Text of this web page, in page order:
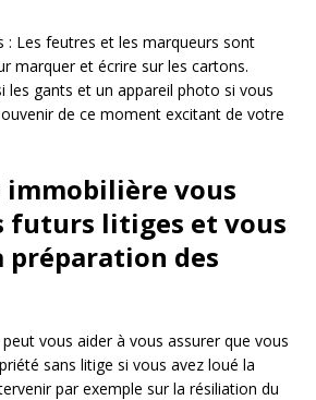
: Les feutres et les marqueurs sont
marquer et écrire sur les cartons.
les gants et un appareil photo si vous
de ce moment excitant de votre
immobilière vous
futurs litiges et vous
préparation des
peut vous aider à vous assurer que vous
sans litige si vous avez loué la
par exemple sur la résiliation du